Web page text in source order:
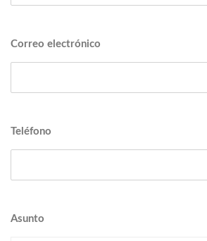
Correo electrónico
Teléfono
Asunto